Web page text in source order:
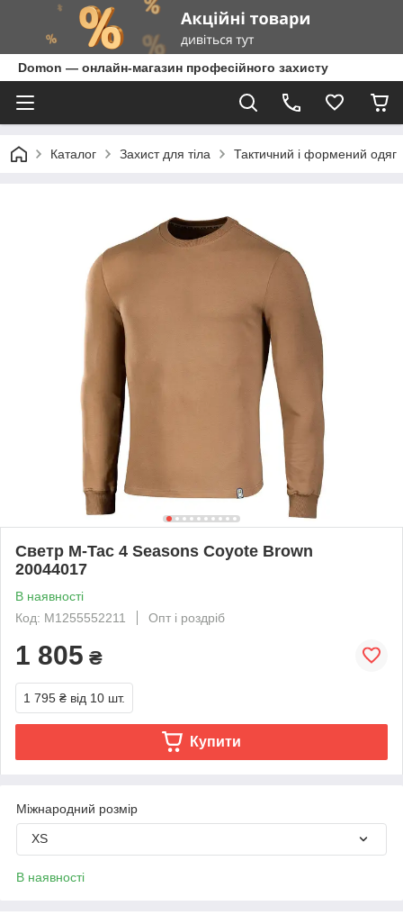
Domon — онлайн-магазин професійного захисту
Каталог Захист для тіла Тактичний і формений одяг
Светр M-Tac 4 Seasons Coyote Brown
20044017
В наявності
Код: M1255552211
Опт і роздріб
1 805 ₴
1 795 ₴ від 10 шт.
Купити
Міжнародний розмір
XS
В наявності